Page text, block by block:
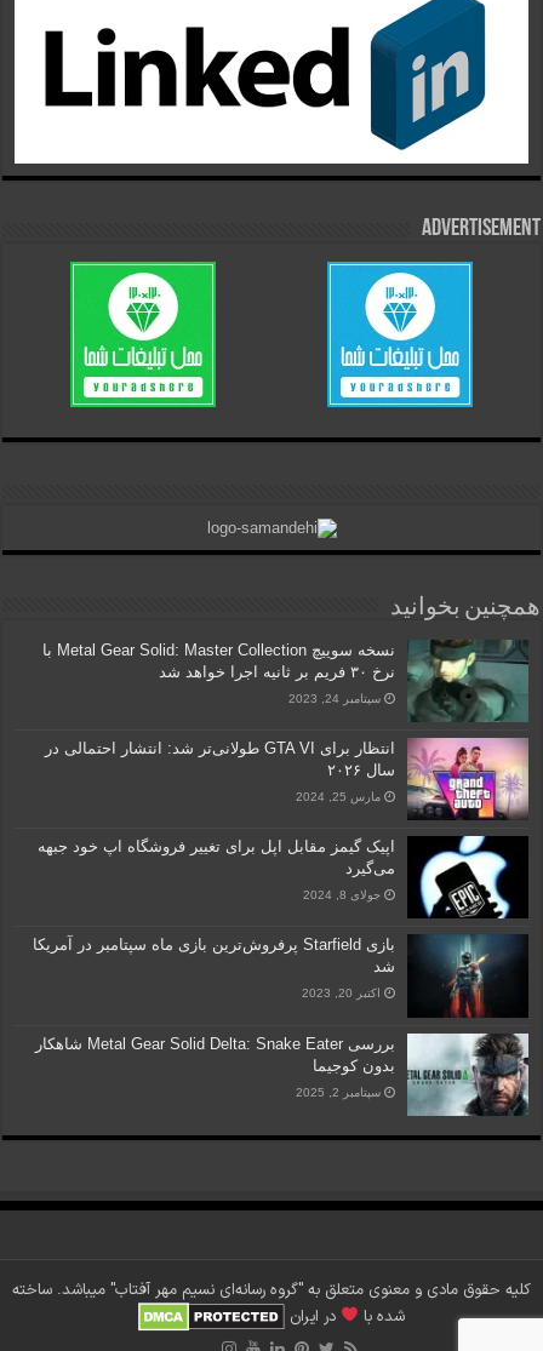
Advertisement
همچنین بخوانید
نسخه سوییچ Metal Gear Solid: Master Collection با
نرخ ۳۰ فریم بر ثانیه اجرا خواهد شد
سپتامبر 24, 2023
انتظار برای GTA VI طولانی‌تر شد: انتشار احتمالی در
سال ۲۰۲۶
مارس 25, 2024
اپیک گیمز مقابل اپل برای تغییر فروشگاه اپ خود جبهه
می‌گیرد
جولای 8, 2024
بازی Starfield پرفروش‌ترین بازی ماه سپتامبر در آمریکا
شد
اکتبر 20, 2023
بررسی Metal Gear Solid Delta: Snake Eater شاهکار
بدون کوجیما
سپتامبر 2, 2025
کلیه حقوق مادی و معنوی متعلق به "گروه رسانه‌ای نسیم مهر آفتاب" می‎باشد. ساخته
شده با
در ایران